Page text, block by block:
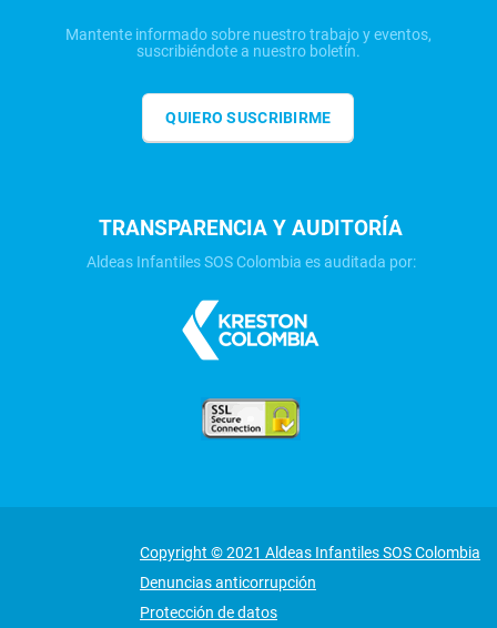
Mantente informado sobre nuestro trabajo y eventos,
suscribiéndote a nuestro boletín.
QUIERO SUSCRIBIRME
TRANSPARENCIA Y AUDITORÍA
Aldeas Infantiles SOS Colombia es auditada por:
Copyright © 2021 Aldeas Infantiles SOS Colombia
Denuncias anticorrupción
Protección de datos